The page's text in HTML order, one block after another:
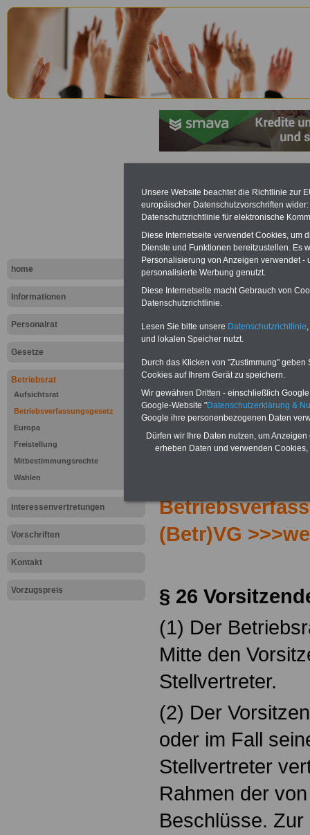
home
Informationen
Personalrat
Gesetze
Betriebsrat
Aufsichtsrat
Betriebsverfassungsgesetz
Europa
Freistellung
Mitbestimmungsrechte
Wahlen
Interessenvertretungen
Vorschriften
Kontakt
Vorzugspreis
(BetrVG): §
(Betr)VG
§ 26
(1) Der
Mitte den
Stellvertreter.
(2) Der
oder im Fall
Stellvertreter
Rahmen der
Beschlüsse.
Unsere Website beachtet die Richtlinie zur
europäischer Datenschutzvorschriften
Datenschutzrichtlinie für elektronische
Diese Internetseite verwendet Cookies, um
Dienste und Funktionen bereitzustellen. Es
Personalisierung von Anzeigen verwendet
personalisierte Werbung genutzt.
Diese Internetseite macht Gebrauch von
Datenschutzrichtlinie.
Lesen Sie bitte unsere Datenschutzrichtlinie
und lokalen Speicher nutzt.
Durch das Klicken von "Zustimmung"
Cookies auf Ihrem Gerät zu speichern.
Wir gewähren Dritten - einschließlich
Google-Website "Datenschutzerklärung &
Google ihre personenbezogenen Daten
Dürfen wir Ihre Daten nutzen, um
erheben Daten und verwenden